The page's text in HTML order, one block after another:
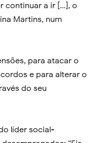
continuar a ir […], o
Martins, num
para atacar o
e para alterar o
do seu
líder social-